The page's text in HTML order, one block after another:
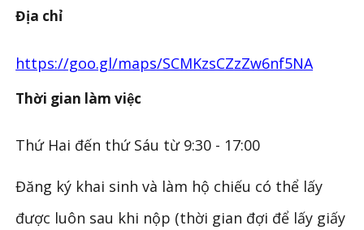
Địa chỉ
https://goo.gl/maps/SCMKzsCZzZw6nf5NA
Thời gian làm việc
Thứ Hai đến thứ Sáu từ 9:30 - 17:00
Đăng ký khai sinh và làm hộ chiếu có thể lấy
được luôn sau khi nộp (thời gian đợi để lấy giấy